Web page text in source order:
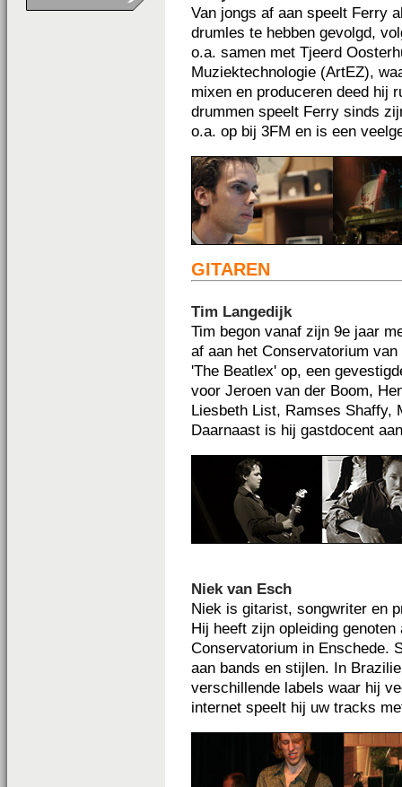
Van jongs af aan speelt Ferry
drumles te hebben gevolgd,
o.a. samen met Tjeerd
Muziektechnologie (ArtEZ),
mixen en produceren deed hij
drummen speelt Ferry sinds
o.a. op bij 3FM en is een
GITAREN
Tim Langedijk
Tim begon vanaf zijn 9e jaar
af aan het Conservatorium
'The Beatlex' op, een
voor Jeroen van der Boom,
Liesbeth List, Ramses Shaffy,
Daarnaast is hij gastdocent
Niek van Esch
Niek is gitarist, songwriter en
Hij heeft zijn opleiding
Conservatorium in Enschede.
aan bands en stijlen. In
verschillende labels waar hij
internet speelt hij uw tracks